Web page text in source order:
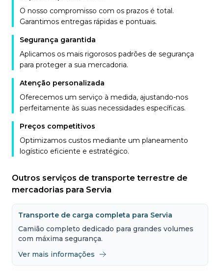
O nosso compromisso com os prazos é total.
Garantimos entregas rápidas e pontuais.
Segurança garantida
Aplicamos os mais rigorosos padrões de segurança
para proteger a sua mercadoria.
Atenção personalizada
Oferecemos um serviço à medida, ajustando-nos
perfeitamente às suas necessidades específicas.
Preços competitivos
Optimizamos custos mediante um planeamento
logístico eficiente e estratégico.
Outros serviços de transporte terrestre de
mercadorias para Servia
Transporte de carga completa para Servia
Camião completo dedicado para grandes volumes
com máxima segurança.
Ver mais informações